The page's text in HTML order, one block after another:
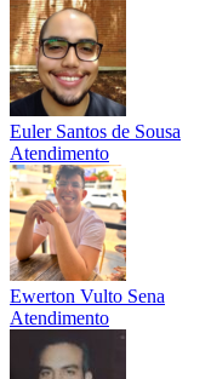
Euler Santos de Sousa
Atendimento
Ewerton Vulto Sena
Atendimento